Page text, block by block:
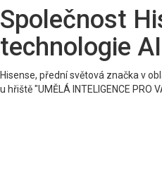
Společnost
technologie
Hisense, přední světová značka v
u hřiště "UMĚLÁ INTELIGENCE